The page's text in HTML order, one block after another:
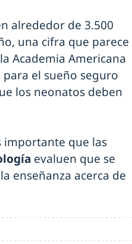
alrededor de 3.500
una cifra que parece
Academia Americana
el sueño seguro
los neonatos deben
importante que las
evaluen que se
enseñanza acerca de